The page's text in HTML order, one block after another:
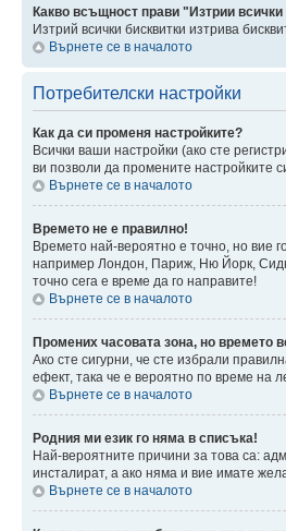
Какво всъщност прави "Изтрии всички
Изтрий всички бисквитки изтрива
Върнете се в началото
Потребителски настройки
Как да си променя настройките?
Всички ваши настройки (ако сте
ви позволи да промените настройките
Върнете се в началото
Времето не е правилно!
Времето най-вероятно е точно, но вие
например Лондон, Париж, Ню Йорк,
точно сега е време да го направите!
Върнете се в началото
Промених часовата зона, но времето
Ако сте сигурни, че сте избрали
ефект, така че е вероятно по време на
Върнете се в началото
Родния ми език го няма в списъка!
Най-вероятните причини за това са:
инсталират, а ако няма и вие имате
Върнете се в началото